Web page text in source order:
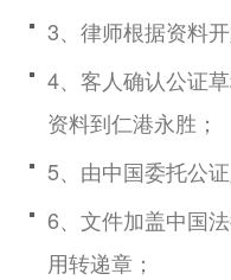
3、律师根据资料
4、客人确认公证
资料到仁港永胜；
5、由中国委托公
6、文件加盖中国
用转递章；